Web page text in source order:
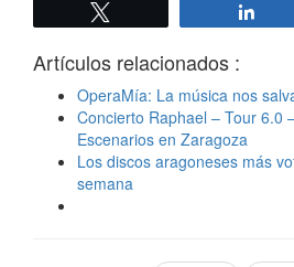
Artículos relacionados :
OperaMía: La música nos
Concierto Raphael – Tour 6.0
Escenarios en Zaragoza
Los discos aragoneses más
semana